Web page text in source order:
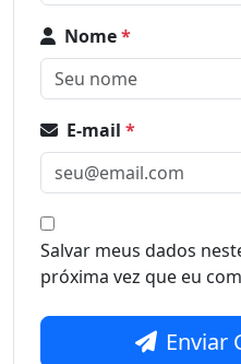
Nome*
E-mail *
Salvar meus dados
próxima vez que eu
Enviar